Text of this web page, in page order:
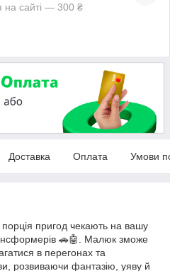
на сайті — 300 ₴
Доставка Оплата Умови
порція пригод чекають на вашу
🚗🤖. Малюк зможе
в перегонах та
розвиваючи фантазію, уяву й